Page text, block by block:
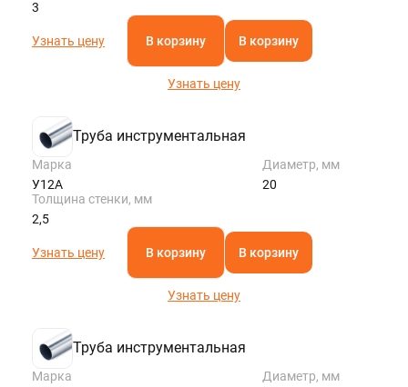
3
Узнать цену В корзину В корзину
Узнать цену
Труба инструментальная
Марка
У12А
Диаметр, мм
20
Толщина стенки, мм
2,5
Узнать цену В корзину В корзину
Узнать цену
Труба инструментальная
Марка
Диаметр, мм